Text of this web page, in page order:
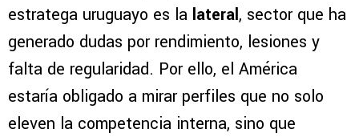
estratega uruguayo es la lateral, sector que ha
generado dudas por rendimiento, lesiones y
falta de regularidad. Por ello, el América
estaría obligado a mirar perfiles que no solo
eleven la competencia interna, sino que